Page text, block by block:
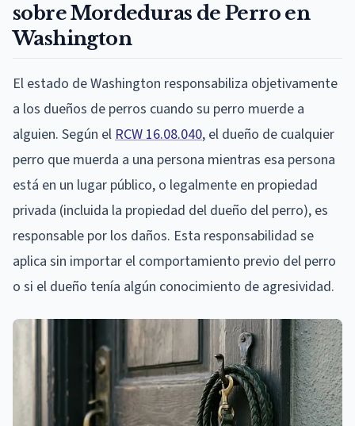
sobre Mordeduras de Perro en
Washington
El estado de Washington responsabiliza objetivamente
a los dueños de perros cuando su perro muerde a
alguien. Según el RCW 16.08.040, el dueño de cualquier
perro que muerda a una persona mientras esa persona
está en un lugar público, o legalmente en propiedad
privada (incluida la propiedad del dueño del perro), es
responsable por los daños. Esta responsabilidad se
aplica sin importar el comportamiento previo del perro
o si el dueño tenía algún conocimiento de agresividad.